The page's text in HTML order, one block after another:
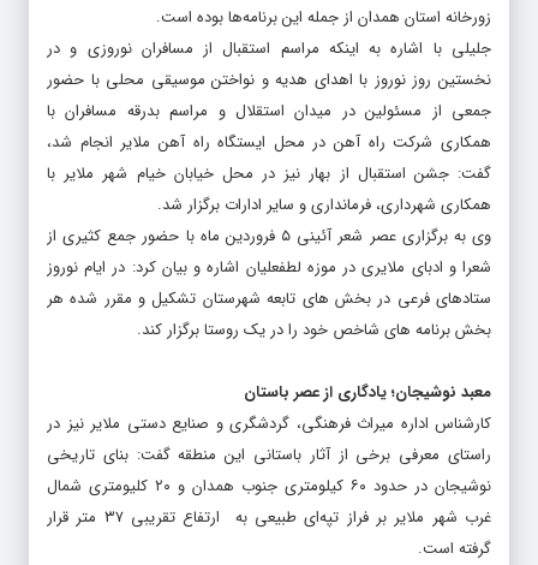
زورخانه استان همدان از جمله این برنامه‌ها بوده است.
جلیلی با اشاره به اینکه مراسم استقبال از مسافران نوروزی و در
نخستین روز نوروز با اهدای هدیه و نواختن موسیقی محلی با حضور
جمعی از مسئولین در میدان استقلال و مراسم بدرقه مسافران با
همکاری شرکت راه آهن در محل ایستگاه راه آهن ملایر انجام شد،
گفت: جشن استقبال از بهار نیز در محل خیابان خیام شهر ملایر با
همکاری شهرداری، فرمانداری و سایر ادارات برگزار شد.
وی به برگزاری عصر شعر آئینی ۵ فروردین ماه با حضور جمع کثیری از
شعرا و ادبای ملایری در موزه لطفعلیان اشاره و بیان کرد: در ایام نوروز
ستادهای فرعی در بخش های تابعه شهرستان تشکیل و مقرر شده هر
بخش برنامه های شاخص خود را در یک روستا برگزار کند.
معبد نوشیجان؛ یادگاری از عصر باستان
کارشناس اداره میراث فرهنگی،‌ گردشگری و صنایع دستی ملایر نیز در
راستای معرفی برخی از آثار باستانی این منطقه ‌گفت: بنای تاریخی
نوشیجان در حدود ۶۰ کیلومتری جنوب همدان و ۲۰ کلیومتری شمال
غرب شهر ملایر بر فراز تپه‌ای طبیعی به ارتفاع تقریبی ۳۷ متر قرار
گرفته است.